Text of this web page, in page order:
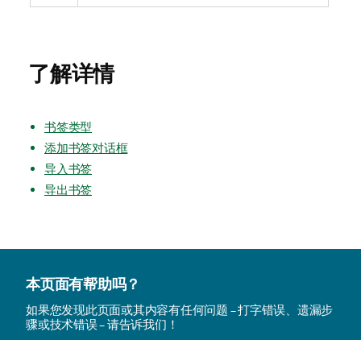
了解详情
书签类型
添加书签对话框
导入书签
导出书签
本页面有帮助吗？
如果您发现此页面或其内容有任何问题 – 打字错误、遗漏步
骤或技术错误 – 请告诉我们！